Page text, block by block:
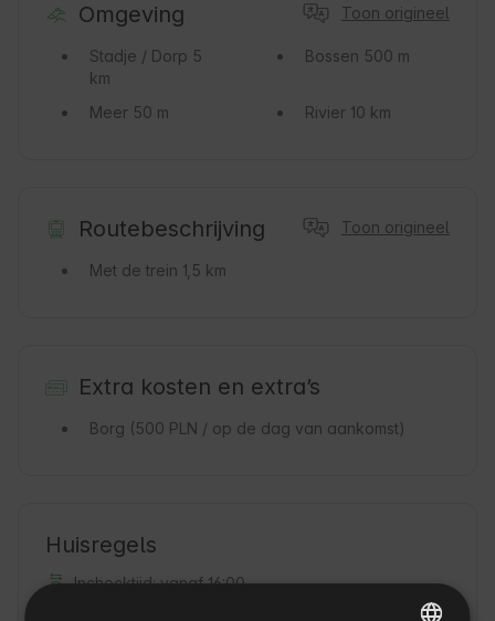
Omgeving Toon origineel
Stadje / Dorp 5
km
Bossen 500 m
Meer 50 m Rivier 10 km
Routebeschrijving Toon origineel
Met de trein 1,5 km
Extra kosten en extra’s
Borg (500 PLN / op de dag van aankomst)
Huisregels
Inchecktijd: vanaf 16:00